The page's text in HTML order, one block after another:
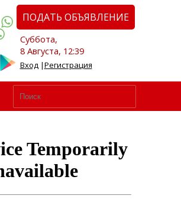
ПОДАТЬ ОБЪЯВЛЕНИЕ
Суббота,
8 Августа, 12:39
Вход|Регистрация